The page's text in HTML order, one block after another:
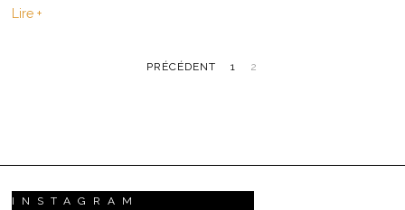
Lire +
PRÉCÉDENT 1 2
INSTAGRAM